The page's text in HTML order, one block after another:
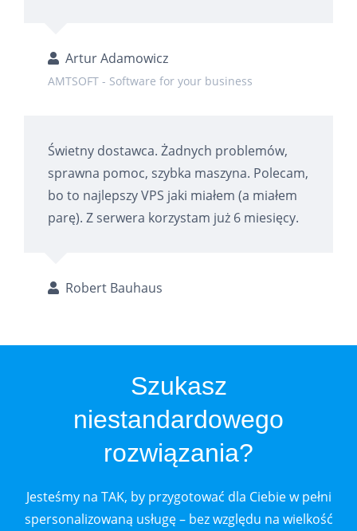
Artur Adamowicz
AMTSOFT - Software for your business
Świetny dostawca. Żadnych problemów,
sprawna pomoc, szybka maszyna. Polecam,
bo to najlepszy VPS jaki miałem (a miałem
parę). Z serwera korzystam już 6 miesięcy.
Robert Bauhaus
Szukasz
niestandardowego
rozwiązania?
Jesteśmy na TAK, by przygotować dla Ciebie w pełni
spersonalizowaną usługę – bez względu na wielkość